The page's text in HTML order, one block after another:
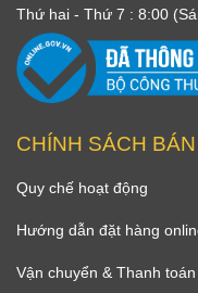
Thứ hai - Thứ 7 : 8:00
CHÍNH SÁCH
Quy chế hoạt động
Hướng dẫn đặt hàng
Vận chuyển & Thanh toán